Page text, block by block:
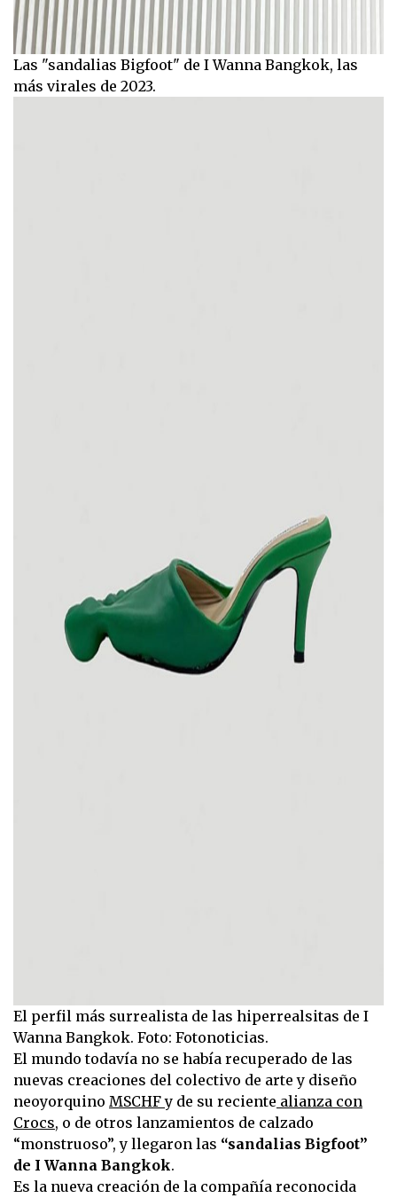
Las "sandalias Bigfoot" de I Wanna Bangkok, las
más virales de 2023.
El perfil más surrealista de las hiperrealsitas de I
Wanna Bangkok. Foto: Fotonoticias.
El mundo todavía no se había recuperado de las
nuevas creaciones del colectivo de arte y diseño
neoyorquino MSCHFy de su reciente alianza con
Crocs, o de otros lanzamientos de calzado
“monstruoso”, y llegaron las “sandalias Bigfoot”
de I Wanna Bangkok.
Es la nueva creación de la compañía reconocida